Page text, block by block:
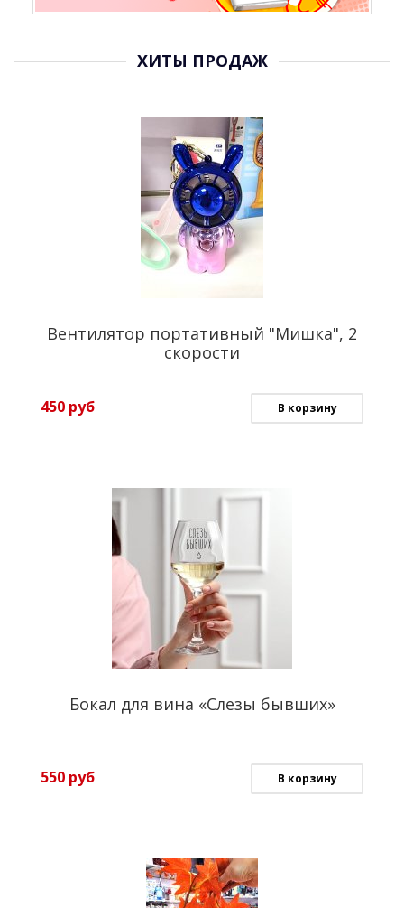
ХИТЫ ПРОДАЖ
Вентилятор портативный "Мишка", 2
скорости
450 руб В корзину
Бокал для вина «Слезы бывших»
550 руб В корзину